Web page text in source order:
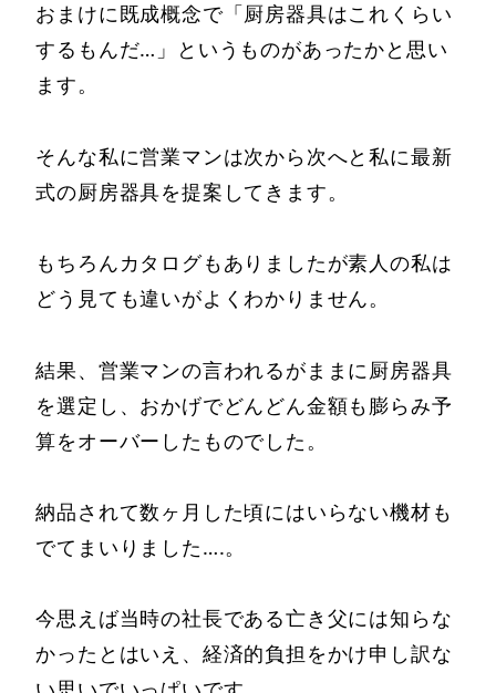
おまけに既成概念で「厨房器具はこれくらい
するもんだ…」というものがあったかと思い
ます。
そんな私に営業マンは次から次へと私に最新
式の厨房器具を提案してきます。
もちろんカタログもありましたが素人の私は
どう見ても違いがよくわかりません。
結果、営業マンの言われるがままに厨房器具
を選定し、おかげでどんどん金額も膨らみ予
算をオーバーしたものでした。
納品されて数ヶ月した頃にはいらない機材も
でてまいりました….。
今思えば当時の社長である亡き父には知らな
かったとはいえ、経済的負担をかけ申し訳な